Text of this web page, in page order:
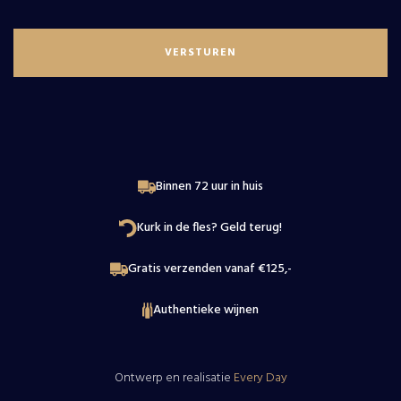
Loire
Binnen 72 uur in huis
Kurk in de fles? Geld terug!
Gratis verzenden vanaf €125,-
Authentieke wijnen
Ontwerp en realisatie Every Day